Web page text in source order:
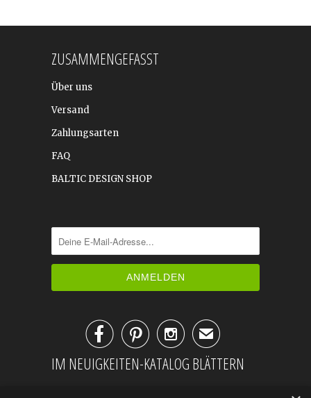
ZUSAMMENGEFASST
Über uns
Versand
Zahlungsarten
FAQ
BALTIC DESIGN SHOP
✉
IM NEUIGKEITEN-KATALOG BLÄTTERN